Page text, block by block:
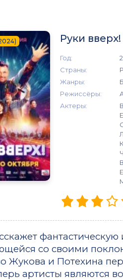
Руки
Год:
Страны:
Жанры:
Режиссёры:
Актеры:
со своими
Жукова и Потехина
артисты являются